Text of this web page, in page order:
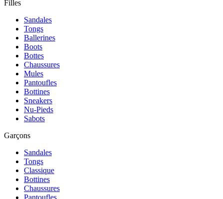
Filles
Sandales
Tongs
Ballerines
Boots
Bottes
Chaussures
Mules
Pantoufles
Bottines
Sneakers
Nu-Pieds
Sabots
Garçons
Sandales
Tongs
Classique
Bottines
Chaussures
Pantoufles